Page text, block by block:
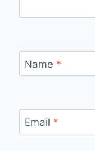
Name *
Email *